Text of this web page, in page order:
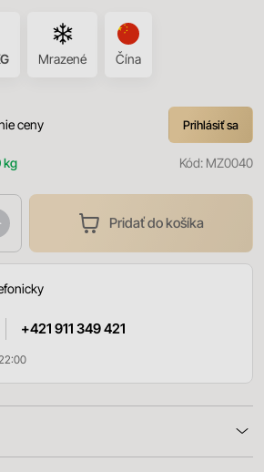
Mrazené Čína
ceny Prihlásiť sa
kg Kód: MZ0040
Pridať do košíka
+421 911 349 421